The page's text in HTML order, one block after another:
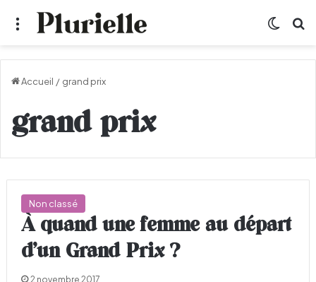
Menu
Accueil / grand prix
grand prix
Non classé
À quand une femme au départ
d’un Grand Prix ?
2 novembre 2017